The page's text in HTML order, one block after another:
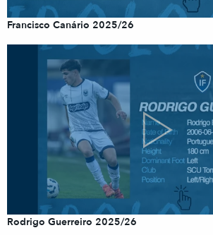
Francisco Canário 2025/26
Rodrigo Guerreiro 2025/26